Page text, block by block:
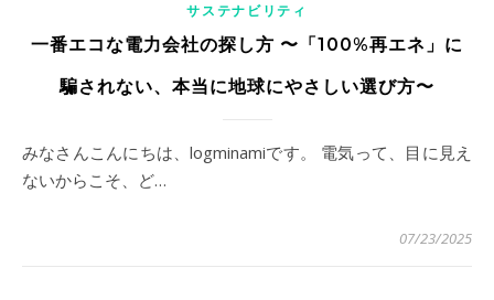
サステナビリティ
一番エコな電力会社の探し方 〜「100%再エネ」に
騙されない、本当に地球にやさしい選び方〜
みなさんこんにちは、logminamiです。 電気って、目に見え
ないからこそ、ど…
07/23/2025